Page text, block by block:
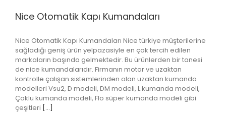
Nice Otomatik Kapı Kumandaları
Nice Otomatik Kapı Kumandaları Nice türkiye müşterilerine
sağladığı geniş ürün yelpazasiyle en çok tercih edilen
markaların başında gelmektedir. Bu ürünlerden bir tanesi
de nice kumandalarıdır. Firmanın motor ve uzaktan
kontrolle çalışan sistemlerinden olan uzaktan kumanda
modelleri Vsu2, D modeli, DM modeli, L kumanda modeli,
Çoklu kumanda modeli, Flo süper kumanda modeli gibi
çeşitleri [...]